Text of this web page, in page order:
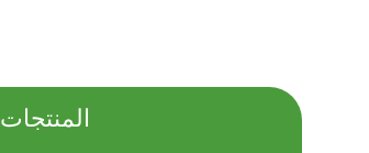
المنتجات